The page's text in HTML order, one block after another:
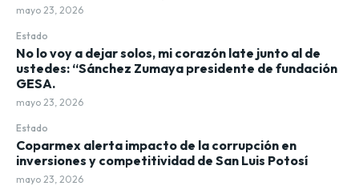
mayo 23, 2026
Estado
No lo voy a dejar solos, mi corazón late junto al de
ustedes: “Sánchez Zumaya presidente de fundación
GESA.
mayo 23, 2026
Estado
Coparmex alerta impacto de la corrupción en
inversiones y competitividad de San Luis Potosí
mayo 23, 2026